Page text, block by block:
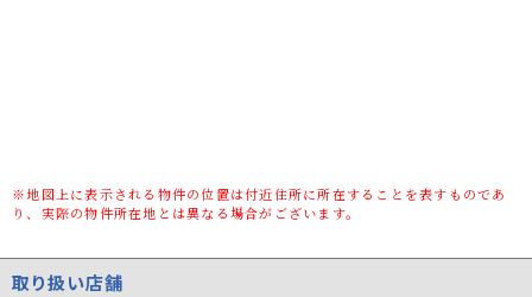
用途地域
第一種低層住居専用
都市計画
-
※地図上に表示される物件の位置は付近住所に所在することを表すものであ
り、実際の物件所在地とは異なる場合がございます。
取り扱い店舗